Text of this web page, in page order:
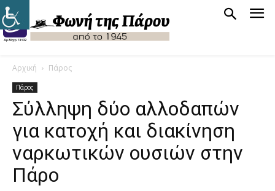
Αρχική Πάρος
Πάρος
Σύλληψη δύο αλλοδαπών
για κατοχή και διακίνηση
ναρκωτικών ουσιών στην
Πάρο